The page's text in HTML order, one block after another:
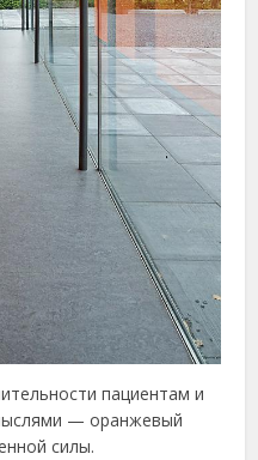
пациентам и
— оранжевый
силы.